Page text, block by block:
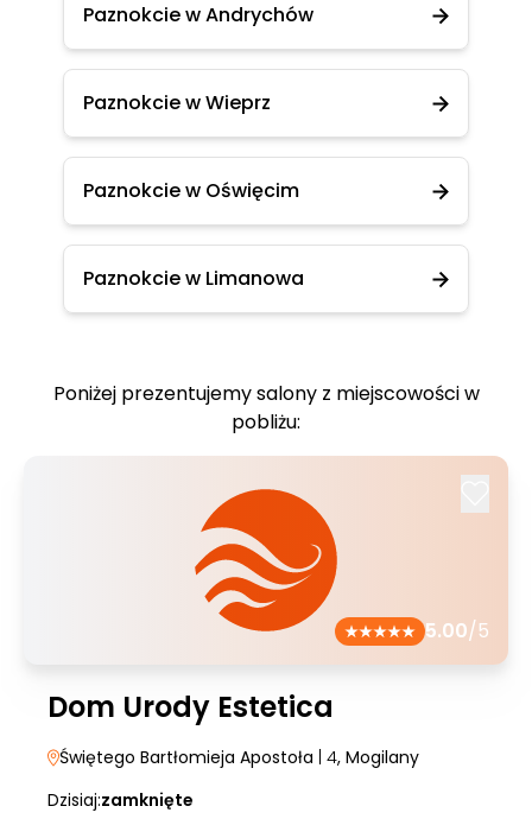
Paznokcie w Andrychów
Paznokcie w Wieprz
Paznokcie w Oświęcim
Paznokcie w Limanowa
Poniżej prezentujemy salony z miejscowości w
pobliżu:
5.00/5
Dom Urody Estetica
Świętego Bartłomieja Apostoła | 4, Mogilany
Dzisiaj:zamknięte